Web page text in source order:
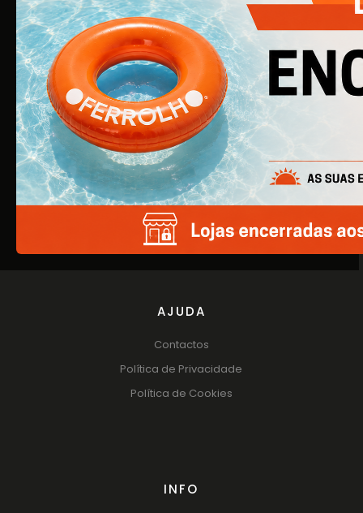
por ser uma simples empresa de ferragens para
construção civil, é agora uma empresa de referência na
área de Ferragens para Mobiliário e Arquitetura.
EMPRESA
Quem Somos
Produtos
Catálogos
AJUDA
Contactos
Política de Privacidade
Política de Cookies
INFO